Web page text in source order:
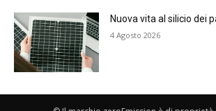
Nuova vita al silicio dei
4 Agosto 2026